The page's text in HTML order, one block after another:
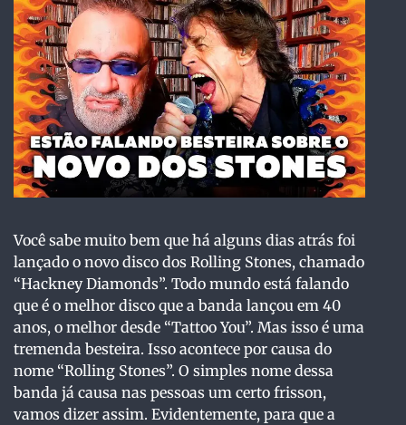
Você sabe muito bem que há alguns dias atrás foi
lançado o novo disco dos Rolling Stones, chamado
“Hackney Diamonds”. Todo mundo está falando
que é o melhor disco que a banda lançou em 40
anos, o melhor desde “Tattoo You”. Mas isso é uma
tremenda besteira. Isso acontece por causa do
nome “Rolling Stones”. O simples nome dessa
banda já causa nas pessoas um certo frisson,
vamos dizer assim. Evidentemente, para que a